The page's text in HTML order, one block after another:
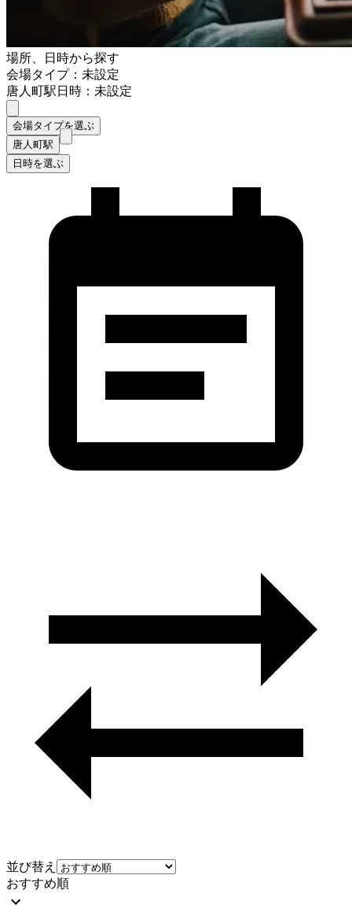
場所、日時から探す
会場タイプ：未設定
唐人町駅日時：未設定
会場タイプを選ぶ
唐人町駅
日時を選ぶ
並び替え
おすすめ順